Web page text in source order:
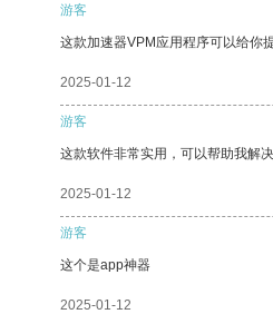
游客
这款加速器VPM应用程序可以给你
2025-01-12
游客
这款软件非常实用，可以帮助我解决
2025-01-12
游客
这个是app神器
2025-01-12